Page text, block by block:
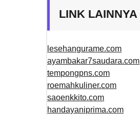
LINK LAINNYA
lesehangurame.com
ayambakar7saudara.com
tempongpns.com
roemahkuliner.com
saoenkkito.com
handayaniprima.com